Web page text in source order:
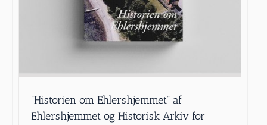
”Historien om Ehlershjemmet” af
Ehlershjemmet og Historisk Arkiv for